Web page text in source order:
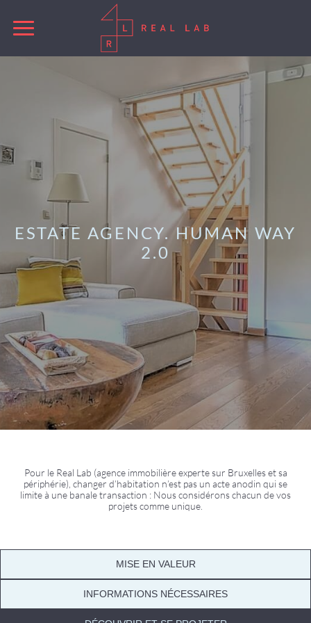
ESTATE AGENCY. HUMAN WAY
2.0
Pour le Real Lab (agence immobilière experte sur Bruxelles et sa
périphérie), changer d’habitation n’est pas un acte anodin qui se
limite à une banale transaction : Nous considérons chacun de vos
projets comme unique.
MISE EN VALEUR
INFORMATIONS NÉCESSAIRES